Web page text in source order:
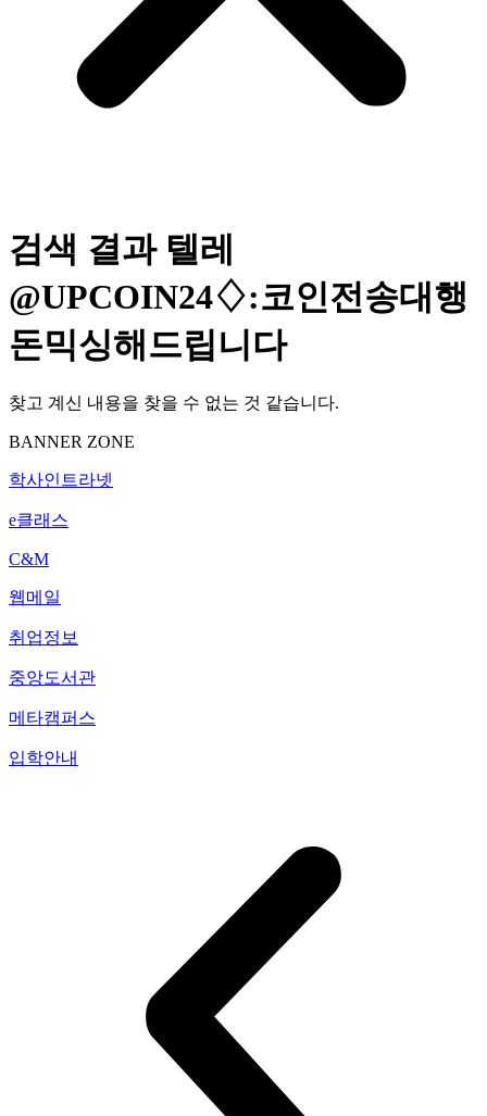
검색 결과 텔레
@UPCOIN24♢:코인전송대행
돈믹싱해드립니다
찾고 계신 내용을 찾을 수 없는 것 같습니다.
BANNER ZONE
학사인트라넷
e클래스
C&M
웹메일
취업정보
중앙도서관
메타캠퍼스
입학안내